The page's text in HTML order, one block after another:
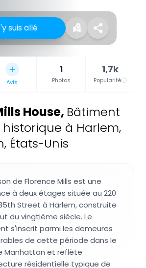
suis allé
Avis
1
Photos
1,7k
Popularité
House, Bâtiment
à Harlem,
États-Unis
de Florence Mills est une
à deux étages située au 220
Street à Harlem, construite
du vingtième siècle. Le
s'inscrit parmi les demeures
de cette période dans le
Manhattan et reflète
résidentielle typique de